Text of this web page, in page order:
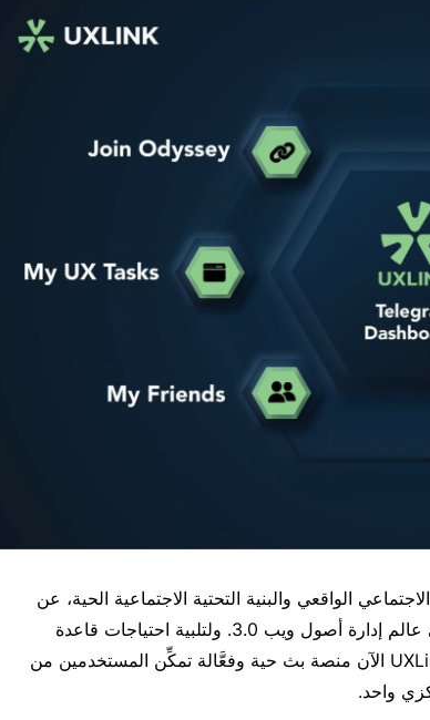
، الرائدة في مركز ويب 3.0 الاجتماعي الواقعي والبنية التحتية الاجتماعية الحية، عن
إطلاق ميزات جديدة ومتطورة مصممة لإحداث ثورة في عالم إدارة أصول ويب 3.0. ولتلبية احتياجات قاعدة
مستخدميها الثابتة البالغة 2.5 مليون مستخدم، تقدِّم UXLink الآن منصة بث حية وفعَّالة تمكِّن المستخدمين من